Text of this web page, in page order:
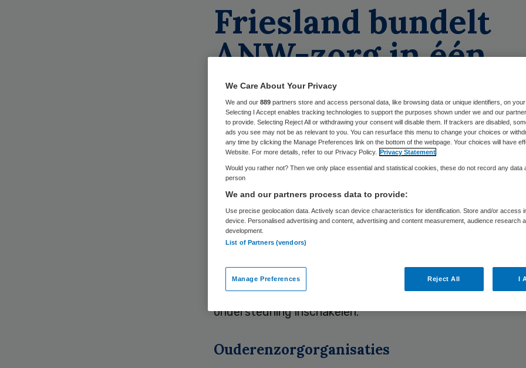
Friesland bundelt
ANW-zorg in één
regionaal
coördinatiepunt
Carina van Aartsen 1556 keer gelezen
Het Coördinatiepunt Ouderenzorg Friesland (COF) ANW is
centraal punt voor de coördinatie van medische en
Zorgprofessionals kunnen met één telefoontje snel de
ondersteuning inschakelen.
Ouderenzorgorganisaties
We Care About Your Privacy
We and our 889 partners store and access personal data, like browsing data or unique identifiers, on your
Selecting I Accept enables tracking technologies to support the purposes shown under we and our
to provide. Selecting Reject All or withdrawing your consent will disable them. If trackers are disabled,
ads you see may not be as relevant to you. You can resurface this menu to change your choices or
any time by clicking the Manage Preferences link on the bottom of the webpage. Your choices will have
Website. For more details, refer to our Privacy Policy. Privacy Statement
Would you rather not? Then we only place essential and statistical cookies, these do not record any data
person
We and our partners process data to provide:
Use precise geolocation data. Actively scan device characteristics for identification. Store and/or access
device. Personalised advertising and content, advertising and content measurement, audience research
development.
List of Partners (vendors)
Manage Preferences Reject All I